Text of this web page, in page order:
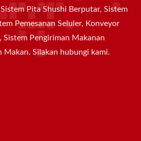
Pita Shushi Berputar, Sistem
Pemesanan Seluler, Konveyor
Sistem Pengiriman Makanan
Makan. Silakan hubungi kami.